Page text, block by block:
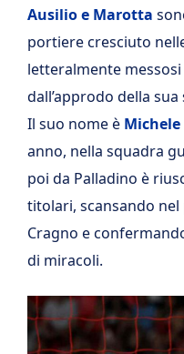
Ausilio e Marotta
portiere cresciuto
letteralmente
dall’approdo della
Il suo nome è
anno, nella squadra
poi da Palladino è
titolari, scansando
Cragno e
di miracoli.